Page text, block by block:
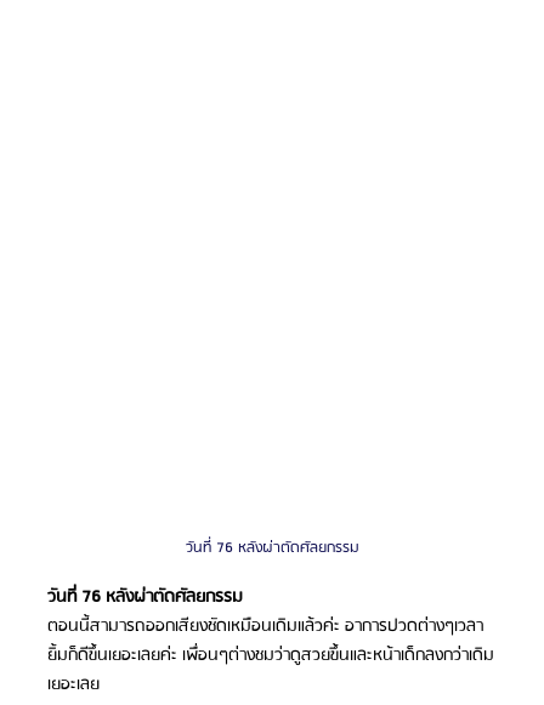
วันที่ 76 หลังผ่าตัดศัลยกรรม
วันที่ 76 หลังผ่าตัดศัลยกรรม
ตอนนี้สามารถออกเสียงชัดเหมือนเดิมแล้วค่ะ อาการปวดต่างๆเวลา
ยิ้มก็ดีขึ้นเยอะเลยค่ะ เพื่อนๆต่างชมว่าดูสวยขึ้นและหน้าเด็กลงกว่าเดิม
เยอะเลย